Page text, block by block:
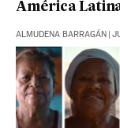
América
ALMUDENA BARRAGÁN